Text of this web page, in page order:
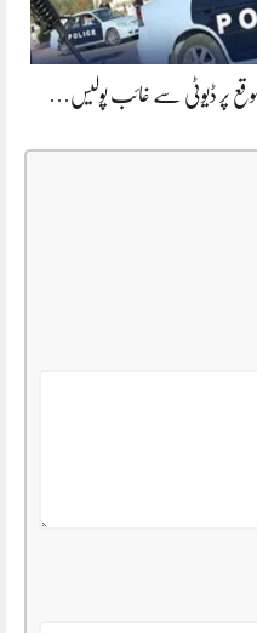
موقع پر ڈیوٹی سے غائب پولیس…